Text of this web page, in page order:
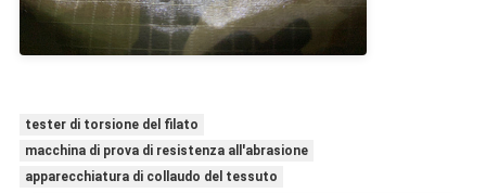
tester di torsione del filato
macchina di prova di resistenza all'abrasione
apparecchiatura di collaudo del tessuto